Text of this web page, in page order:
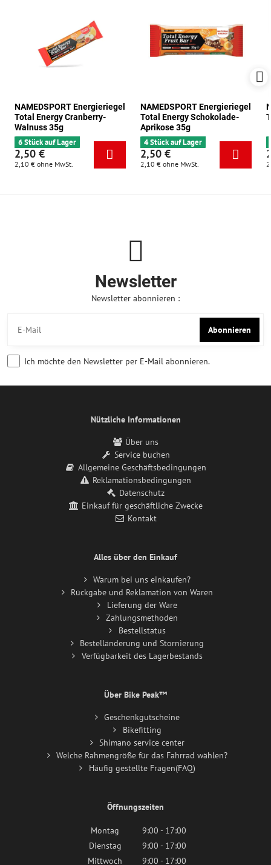
NAMEDSPORT Energieriegel
Total Energy Cranberry-
Walnuss 35g
6 Stück auf Lager
2,50 €
2,10 € ohne MwSt.
NAMEDSPORT Energieriegel
Total Energy Schokolade-
Aprikose 35g
4 Stück auf Lager
2,50 €
2,10 € ohne MwSt.
Newsletter
Newsletter abonnieren :
Abonnieren
Ich möchte den Newsletter per E-Mail abonnieren.
Nützliche Informationen
Über uns
Service buchen
Allgemeine Geschäftsbedingungen
Reklamationsbedingungen
Datenschutz
Einkauf für geschäftliche Zwecke
Kontakt
Alles über den Einkauf
Warum bei uns einkaufen?
Rückgabe und Reklamation von Waren
Lieferung der Ware
Zahlungsmethoden
Bestellstatus
Bestelländerung und Stornierung
Verfügbarkeit des Lagerbestands
Über Bike Peak™
Geschenkgutscheine
Bikefitting
Shimano service center
Welche Rahmengröße für das Fahrrad wählen?
Häufig gestellte Fragen(FAQ)
Öffnungszeiten
Montag
9:00 - 17:00
Dienstag
9:00 - 17:00
Mittwoch
9:00 - 17:00